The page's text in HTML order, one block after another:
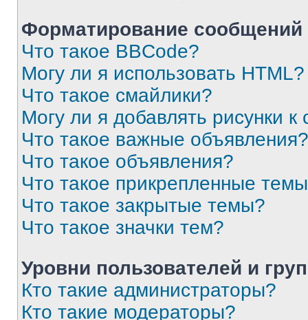
Форматирование
Что такое BBCode?
Могу ли я использовать HTML?
Что такое смайлики?
Могу ли я добавлять рисунки
Что такое важные объявления?
Что такое объявления?
Что такое прикрепленные
Что такое закрытые темы?
Что такое значки тем?
Уровни пользователей и
Кто такие администраторы?
Кто такие модераторы?